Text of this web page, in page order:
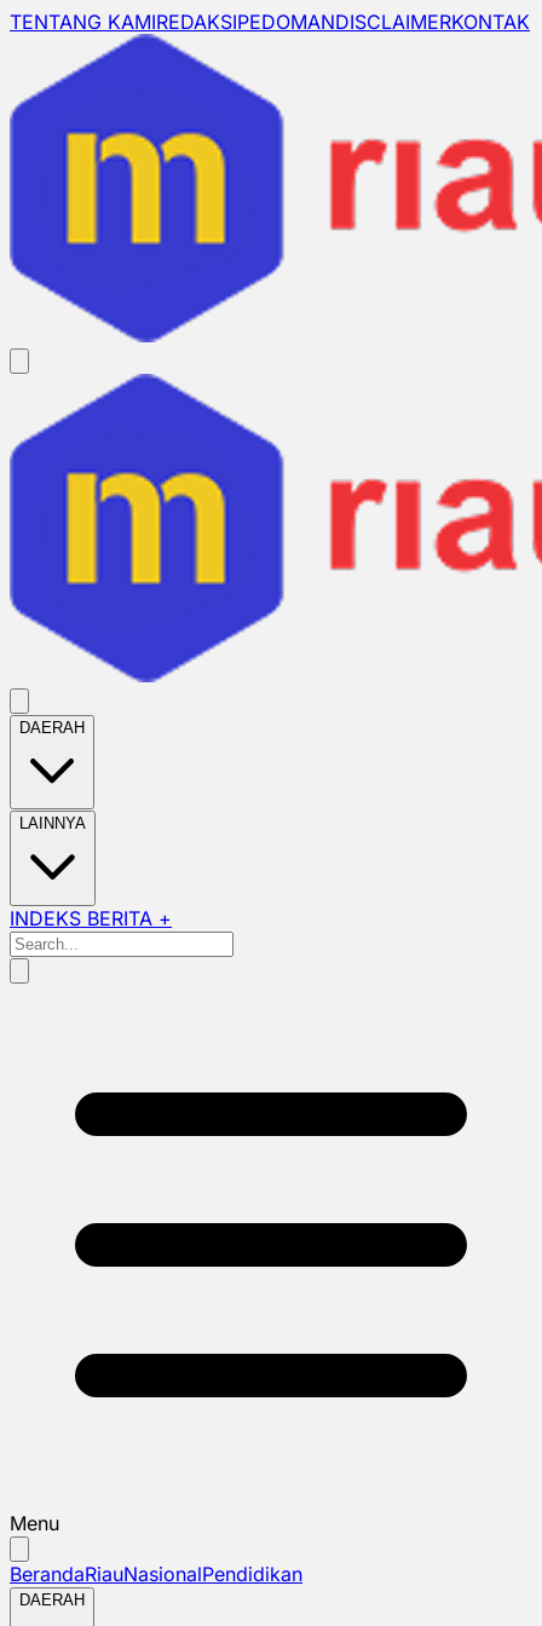
TENTANG KAMIREDAKSIPEDOMANDISCLAIMERKONTAK
DAERAH
LAINNYA
INDEKS BERITA +
Menu
BerandaRiauNasionalPendidikan
DAERAH